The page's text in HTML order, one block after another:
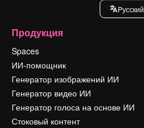
Pусский
Продукция
Spaces
ИИ-помощник
Генератор изображений ИИ
Генератор видео ИИ
Генератор голоса на основе ИИ
Стоковый контент